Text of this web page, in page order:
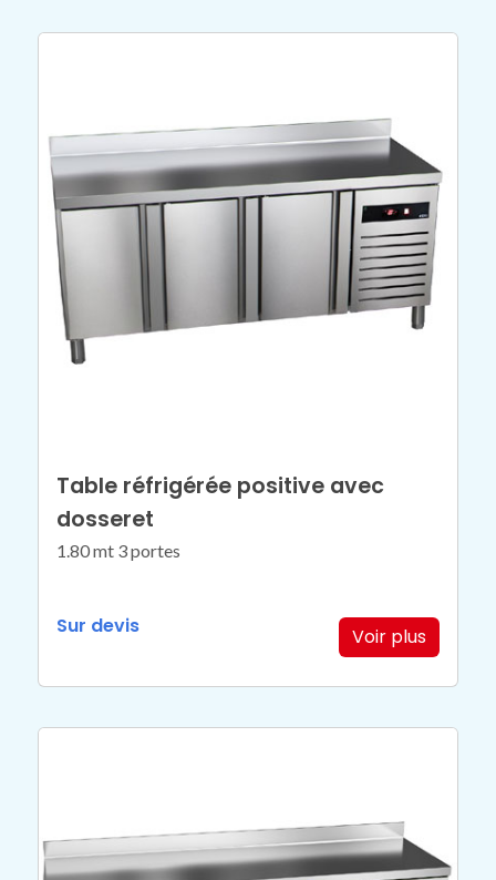
Table réfrigérée positive avec
dosseret
1.80 mt 3 portes
Sur devis Voir plus